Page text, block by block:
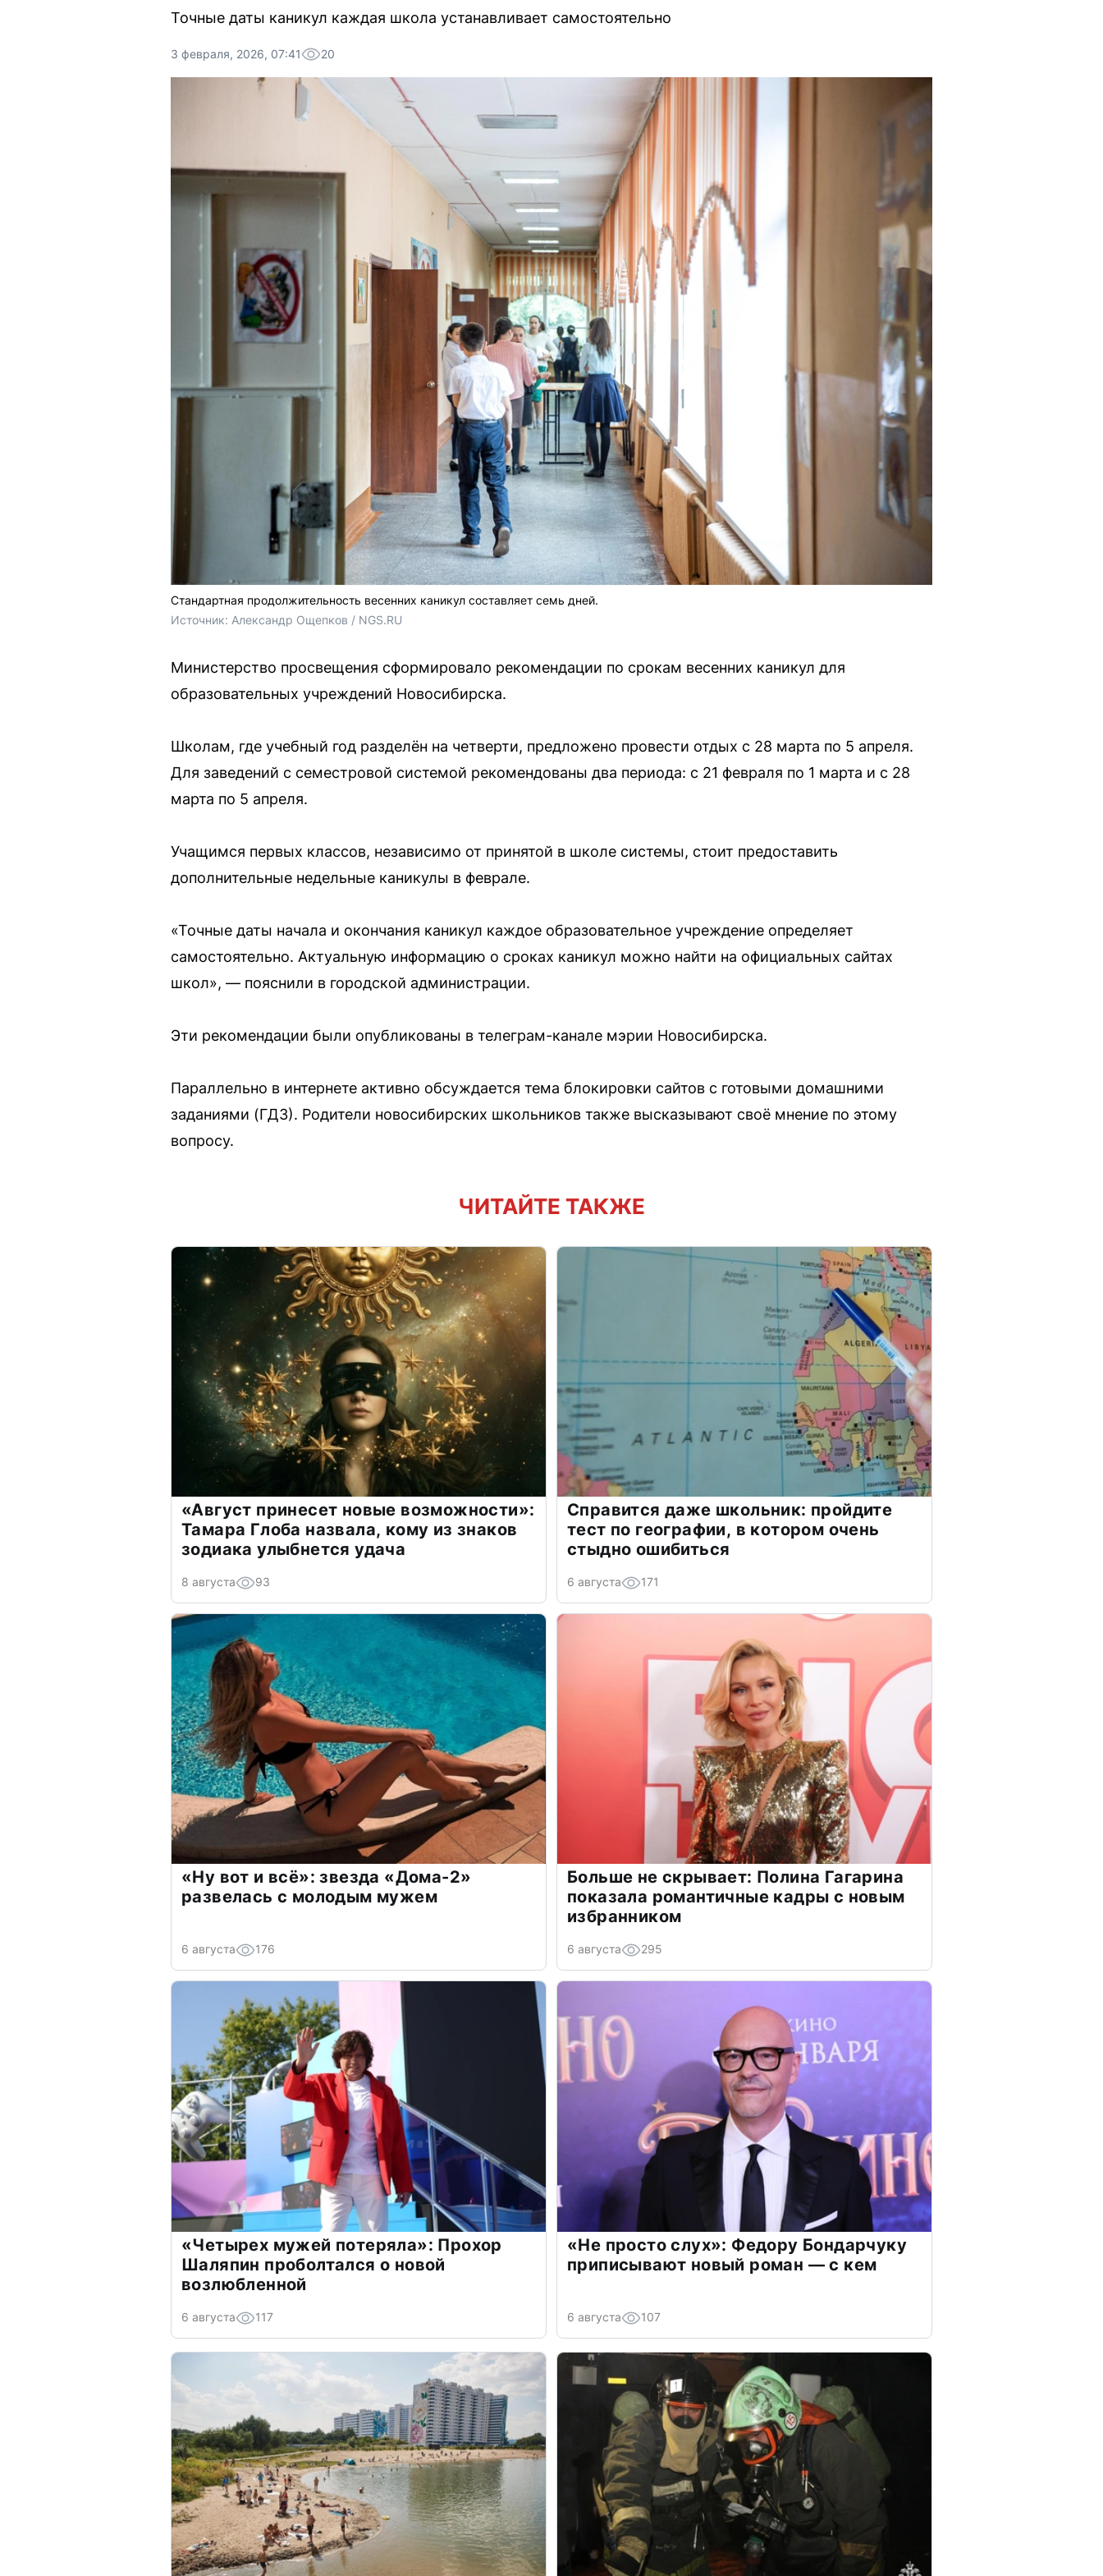
Точные даты каникул каждая школа устанавливает самостоятельно
3 февраля, 2026, 07:41 20
Стандартная продолжительность весенних каникул составляет семь дней.
Источник: Александр Ощепков / NGS.RU
Министерство просвещения сформировало рекомендации по срокам весенних каникул для
образовательных учреждений Новосибирска.
Школам, где учебный год разделён на четверти, предложено провести отдых с 28 марта по 5 апреля.
Для заведений с семестровой системой рекомендованы два периода: с 21 февраля по 1 марта и с 28
марта по 5 апреля.
Учащимся первых классов, независимо от принятой в школе системы, стоит предоставить
дополнительные недельные каникулы в феврале.
«Точные даты начала и окончания каникул каждое образовательное учреждение определяет
самостоятельно. Актуальную информацию о сроках каникул можно найти на официальных сайтах
школ», — пояснили в городской администрации.
Эти рекомендации были опубликованы в телеграм-канале мэрии Новосибирска.
Параллельно в интернете активно обсуждается тема блокировки сайтов с готовыми домашними
заданиями (ГДЗ). Родители новосибирских школьников также высказывают своё мнение по этому
вопросу.
ЧИТАЙТЕ ТАКЖЕ
«Август принесет новые возможности»:
Тамара Глоба назвала, кому из знаков
зодиака улыбнется удача
8 августа 93
Справится даже школьник: пройдите
тест по географии, в котором очень
стыдно ошибиться
6 августа 171
«Ну вот и всё»: звезда «Дома-2»
развелась с молодым мужем
6 августа 176
Больше не скрывает: Полина Гагарина
показала романтичные кадры с новым
избранником
6 августа 295
«Четырех мужей потеряла»: Прохор
Шаляпин проболтался о новой
возлюбленной
6 августа 117
«Не просто слух»: Федору Бондарчуку
приписывают новый роман — с кем
6 августа 107